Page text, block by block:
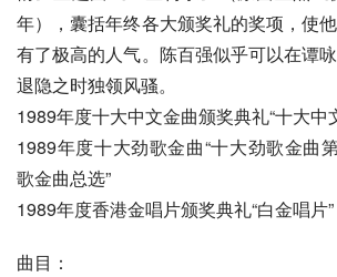
年），囊括年终各大颁奖礼的奖项，使
有了极高的人气。陈百强似乎可以在谭
退隐之时独领风骚。
1989年度十大中文金曲颁奖典礼“十大中
1989年度十大劲歌金曲“十大劲歌金曲
歌金曲总选”
1989年度香港金唱片颁奖典礼“白金唱片”
曲目：